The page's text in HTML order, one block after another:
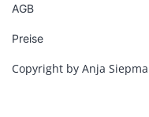
Copyright by Anja
AGB
Preise